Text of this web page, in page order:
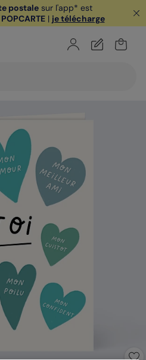
postale sur l'app* est
POPCARTE| je télécharge